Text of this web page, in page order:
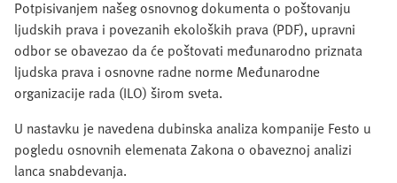
Potpisivanjem našeg osnovnog dokumenta o poštovanju
ljudskih prava i povezanih ekoloških prava (PDF), upravni
odbor se obavezao da će poštovati međunarodno priznata
ljudska prava i osnovne radne norme Međunarodne
organizacije rada (ILO) širom sveta.
U nastavku je navedena dubinska analiza kompanije Festo u
pogledu osnovnih elemenata Zakona o obaveznoj analizi
lanca snabdevanja.